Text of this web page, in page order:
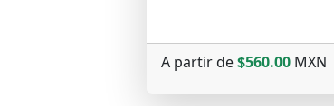
A partir de$560.00 MXN